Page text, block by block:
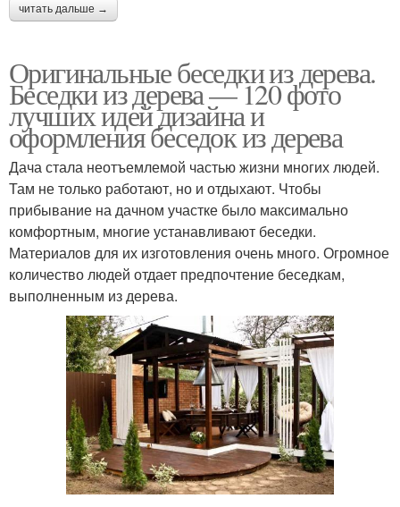
читать дальше →
Оригинальные беседки из дерева.
Беседки из дерева — 120 фото
лучших идей дизайна и
оформления беседок из дерева
Дача стала неотъемлемой частью жизни многих людей.
Там не только работают, но и отдыхают. Чтобы
прибывание на дачном участке было максимально
комфортным, многие устанавливают беседки.
Материалов для их изготовления очень много. Огромное
количество людей отдает предпочтение беседкам,
выполненным из дерева.